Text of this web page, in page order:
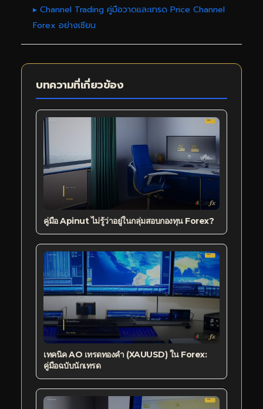
▸ Channel Trading คู่มือวาดและเทรด Price Channel
Forex อย่างเซียน
บทความที่เกี่ยวข้อง
คู่มือ Apinut ไม่รู้ว่าอยู่ในกลุ่มสอบกองทุน Forex?
เทคนิค AO เทรดทองคำ (XAUUSD) ใน Forex:
คู่มือฉบับนักเทรด